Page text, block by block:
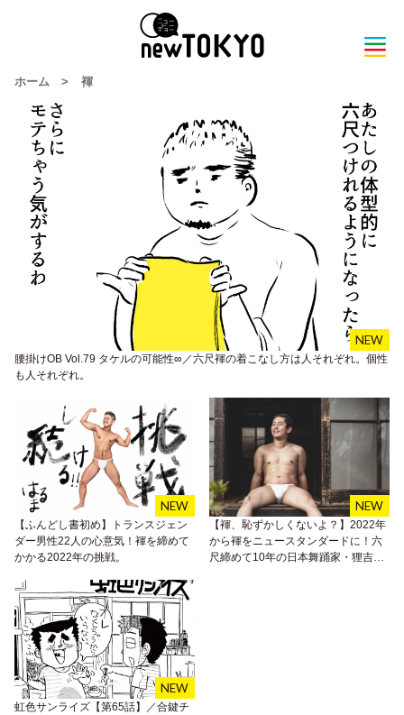
ホーム > 褌
腰掛けOB Vol.79 タケルの可能性∞／六尺褌の着こなし方は人それぞれ。個性
も人それぞれ。
【ふんどし書初め】トランスジェン
ダー男性22人の心意気！褌を締めて
かかる2022年の挑戦。
【褌、恥ずかしくないよ？】2022年
から褌をニュースタンダードに！六
尺締めて10年の日本舞踊家・狸吉さ
虹色サンライズ【第65話】／合鍵チ